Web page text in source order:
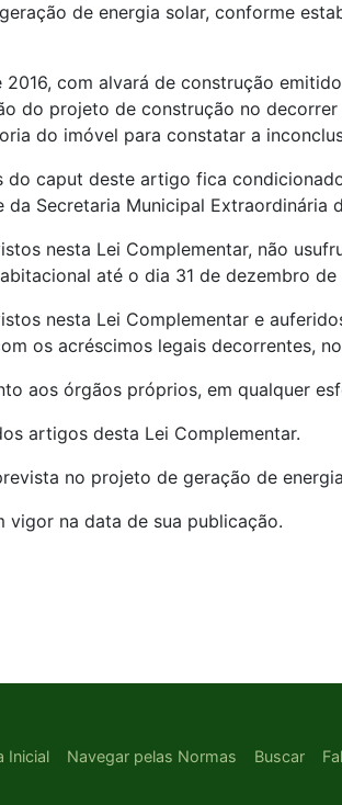
de energia solar, conforme
com alvará de construção
do projeto de construção no
do imóvel para constatar a
do caput deste artigo fica
Secretaria Municipal Extraordinária
nesta Lei Complementar, não
até o dia 31 de dezembro de
nesta Lei Complementar e
os acréscimos legais decorrentes,
aos órgãos próprios, em qualquer
artigos desta Lei Complementar.
no projeto de geração de
vigor na data de sua publicação.
Inicial Navegar pelas Normas Buscar